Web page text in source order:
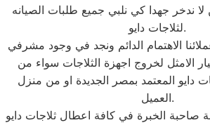
لا ندخر جهدا كي نلبي جميع طلبات الصيانه
لثلاجات دايو.
الاهتمام الدائم ونجد في وجود مشرفي
الامثل لخروج اجهزة الثلاجات سواء من
دايو المعتمد بمصر الجديدة او من منزل
العميل.
صاحبة الخبرة في كافة اعطال ثلاجات دايو